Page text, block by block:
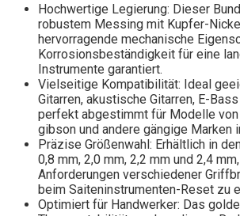
Hochwertige Legierung: Dieser
robustem Messing mit Kupfer-
hervorragende mechanische
Korrosionsbeständigkeit für eine
Instrumente garantiert.
Vielseitige Kompatibilität: Ideal
Gitarren, akustische Gitarren, E-
perfekt abgestimmt für Modelle
gibson und andere gängige Marken
Präzise Größenwahl: Erhältlich in
0,8 mm, 2,0 mm, 2,2 mm und 2,4
Anforderungen verschiedener
beim Saiteninstrumenten-Reset zu
Optimiert für Handwerker: Das